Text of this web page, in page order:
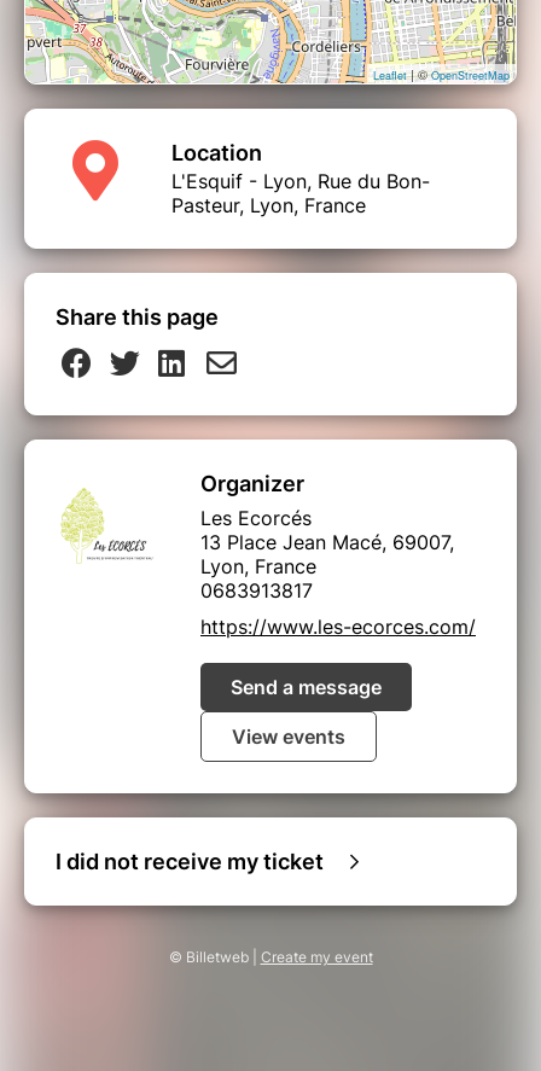
Leaflet| ©OpenStreetMap
Location
L'Esquif - Lyon, Rue du Bon-
Pasteur, Lyon, France
Share this page
Organizer
Les Ecorcés
13 Place Jean Macé, 69007,
Lyon, France
0683913817
https://www.les-ecorces.com/
Send a message
View events
I did not receive my ticket
© Billetweb | Create my event